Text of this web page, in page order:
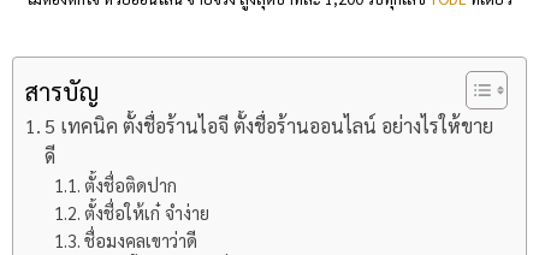
สารบัญ
5 เทคนิค ตั้งชื่อร้านไอจี ตั้งชื่อร้านออนไลน์ อย่างไรให้ขาย
ดี
ตั้งชื่อติดปาก
ตั้งชื่อให้เก๋ จำง่าย
ชื่อมงคลเขาว่าดี